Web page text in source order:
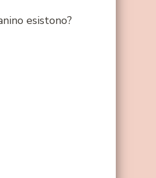
esistono?